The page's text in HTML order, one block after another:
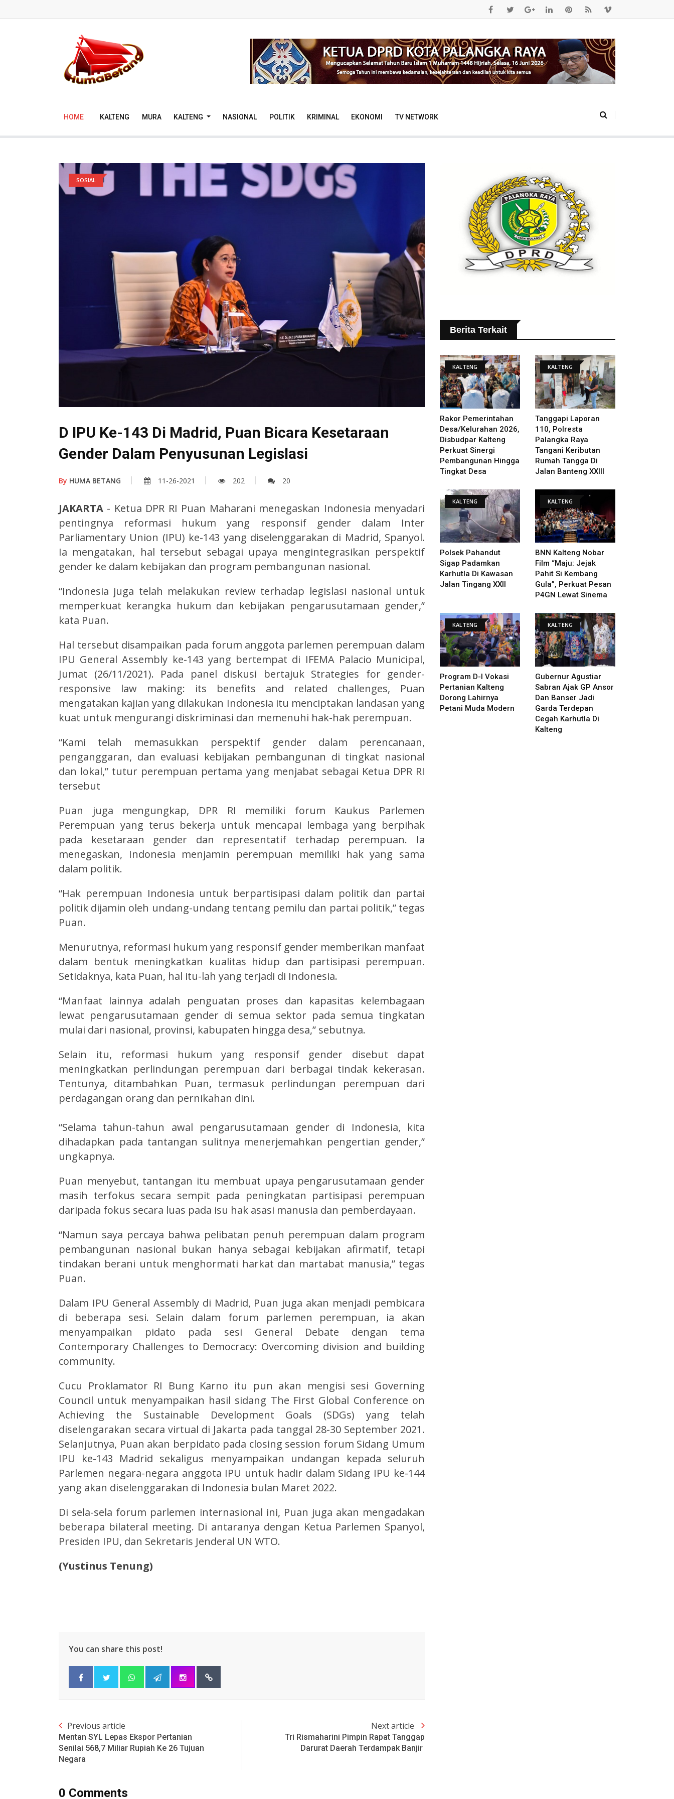
HOME KALTENG MURA KALTENG NASIONAL POLITIK KRIMINAL EKONOMI TV NETWORK
SOSIAL
D IPU Ke-143 Di Madrid, Puan Bicara Kesetaraan
Gender Dalam Penyusunan Legislasi
By HUMA BETANG 11-26-2021 202 20
JAKARTA - Ketua DPR RI Puan Maharani menegaskan Indonesia menyadari
pentingnya reformasi hukum yang responsif gender dalam Inter
Parliamentary Union (IPU) ke-143 yang diselenggarakan di Madrid, Spanyol.
Ia mengatakan, hal tersebut sebagai upaya mengintegrasikan perspektif
gender ke dalam kebijakan dan program pembangunan nasional.
“Indonesia juga telah melakukan review terhadap legislasi nasional untuk
memperkuat kerangka hukum dan kebijakan pengarusutamaan gender,”
kata Puan.
Hal tersebut disampaikan pada forum anggota parlemen perempuan dalam
IPU General Assembly ke-143 yang bertempat di IFEMA Palacio Municipal,
Jumat (26/11/2021). Pada panel diskusi bertajuk Strategies for gender-
responsive law making: its benefits and related challenges, Puan
mengatakan kajian yang dilakukan Indonesia itu menciptakan landasan yang
kuat untuk mengurangi diskriminasi dan memenuhi hak-hak perempuan.
“Kami telah memasukkan perspektif gender dalam perencanaan,
penganggaran, dan evaluasi kebijakan pembangunan di tingkat nasional
dan lokal,” tutur perempuan pertama yang menjabat sebagai Ketua DPR RI
tersebut
Puan juga mengungkap, DPR RI memiliki forum Kaukus Parlemen
Perempuan yang terus bekerja untuk mencapai lembaga yang berpihak
pada kesetaraan gender dan representatif terhadap perempuan. Ia
menegaskan, Indonesia menjamin perempuan memiliki hak yang sama
dalam politik.
“Hak perempuan Indonesia untuk berpartisipasi dalam politik dan partai
politik dijamin oleh undang-undang tentang pemilu dan partai politik,” tegas
Puan.
Menurutnya, reformasi hukum yang responsif gender memberikan manfaat
dalam bentuk meningkatkan kualitas hidup dan partisipasi perempuan.
Setidaknya, kata Puan, hal itu-lah yang terjadi di Indonesia.
“Manfaat lainnya adalah penguatan proses dan kapasitas kelembagaan
lewat pengarusutamaan gender di semua sektor pada semua tingkatan
mulai dari nasional, provinsi, kabupaten hingga desa,” sebutnya.
Selain itu, reformasi hukum yang responsif gender disebut dapat
meningkatkan perlindungan perempuan dari berbagai tindak kekerasan.
Tentunya, ditambahkan Puan, termasuk perlindungan perempuan dari
perdagangan orang dan pernikahan dini.
“Selama tahun-tahun awal pengarusutamaan gender di Indonesia, kita
dihadapkan pada tantangan sulitnya menerjemahkan pengertian gender,”
ungkapnya.
Puan menyebut, tantangan itu membuat upaya pengarusutamaan gender
masih terfokus secara sempit pada peningkatan partisipasi perempuan
daripada fokus secara luas pada isu hak asasi manusia dan pemberdayaan.
“Namun saya percaya bahwa pelibatan penuh perempuan dalam program
pembangunan nasional bukan hanya sebagai kebijakan afirmatif, tetapi
tindakan berani untuk menghormati harkat dan martabat manusia,” tegas
Puan.
Dalam IPU General Assembly di Madrid, Puan juga akan menjadi pembicara
di beberapa sesi. Selain dalam forum parlemen perempuan, ia akan
menyampaikan pidato pada sesi General Debate dengan tema
Contemporary Challenges to Democracy: Overcoming division and building
community.
Cucu Proklamator RI Bung Karno itu pun akan mengisi sesi Governing
Council untuk menyampaikan hasil sidang The First Global Conference on
Achieving the Sustainable Development Goals (SDGs) yang telah
diselengarakan secara virtual di Jakarta pada tanggal 28-30 September 2021.
Selanjutnya, Puan akan berpidato pada closing session forum Sidang Umum
IPU ke-143 Madrid sekaligus menyampaikan undangan kepada seluruh
Parlemen negara-negara anggota IPU untuk hadir dalam Sidang IPU ke-144
yang akan diselenggarakan di Indonesia bulan Maret 2022.
Di sela-sela forum parlemen internasional ini, Puan juga akan mengadakan
beberapa bilateral meeting. Di antaranya dengan Ketua Parlemen Spanyol,
Presiden IPU, dan Sekretaris Jenderal UN WTO.
(Yustinus Tenung)
You can share this post!
Previous article
Mentan SYL Lepas Ekspor Pertanian
Senilai 568,7 Miliar Rupiah Ke 26 Tujuan
Negara
Next article
Tri Rismaharini Pimpin Rapat Tanggap
Darurat Daerah Terdampak Banjir
0 Comments
Berita Terkait
KALTENG
Rakor Pemerintahan
Desa/Kelurahan 2026,
Disbudpar Kalteng
Perkuat Sinergi
Pembangunan Hingga
Tingkat Desa
KALTENG
Tanggapi Laporan
110, Polresta
Palangka Raya
Tangani Keributan
Rumah Tangga Di
Jalan Banteng XXIII
KALTENG
Polsek Pahandut
Sigap Padamkan
Karhutla Di Kawasan
Jalan Tingang XXII
KALTENG
BNN Kalteng Nobar
Film “Maju: Jejak
Pahit Si Kembang
Gula”, Perkuat Pesan
P4GN Lewat Sinema
KALTENG
Program D-I Vokasi
Pertanian Kalteng
Dorong Lahirnya
Petani Muda Modern
KALTENG
Gubernur Agustiar
Sabran Ajak GP Ansor
Dan Banser Jadi
Garda Terdepan
Cegah Karhutla Di
Kalteng